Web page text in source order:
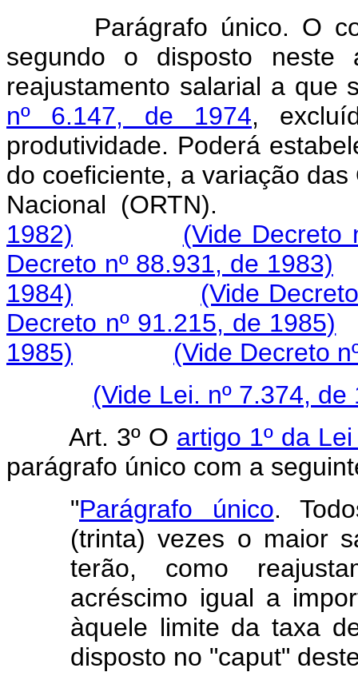
Parágrafo único. O
segundo o disposto
reajustamento salarial a que
nº 6.147, de 1974,
produtividade. Poderá
do coeficiente, a variação
Nacional
1982)
(Vide Decreto
Decreto nº 88.931, de 1983)
1984)
(Vide
Decreto nº 91.215, de 1985)
1985)
(Vide Decreto
(Vide Lei. nº 7.374, de
Art. 3º O artigo 1º da
parágrafo único com a
"Parágrafo único.
(trinta) vezes o maior
terão, como
acréscimo igual a
àquele limite da taxa
disposto no "caput"